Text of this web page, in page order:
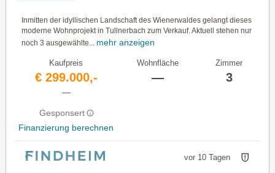
Inmitten der idyllischen Landschaft des Wienerwaldes gelangt dieses
moderne Wohnprojekt in Tullnerbach zum Verkauf. Aktuell stehen nur
noch 3 ausgewählte... mehr anzeigen
Kaufpreis
€ 299.000,-
—
Gesponsert
Finanzierung berechnen
Wohnfläche
—
Zimmer
3
vor 10 Tagen